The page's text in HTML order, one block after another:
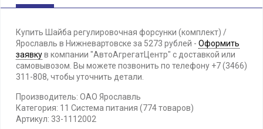
Купить Шайба регулировочная форсунки (комплект) /
Ярославль в Нижневартовске за 5273 рублей - Оформить
заявкув компании "АвтоАгрегатЦентр" с доставкой или
самовывозом. Вы можете позвонить по телефону +7 (3466)
311-808, чтобы уточнить детали.
Производитель: ОАО Ярославль
Категория: 11 Система питания (774 товаров)
Артикул: 33-1112002